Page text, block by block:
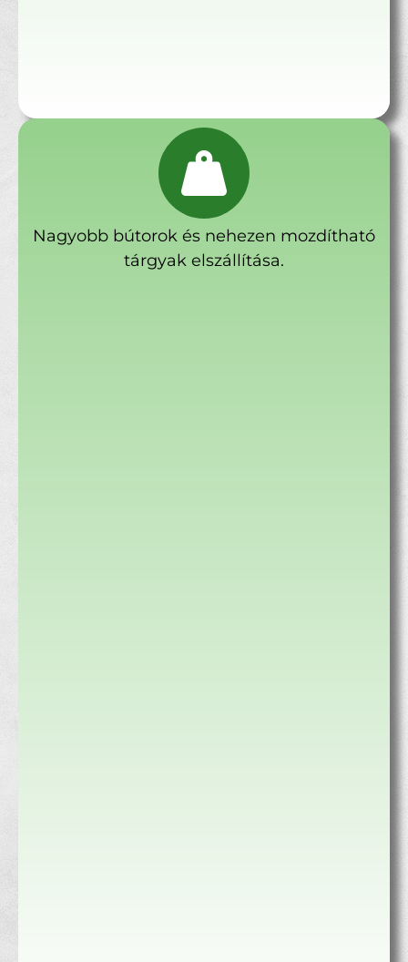
Nagyobb bútorok és nehezen mozdítható
tárgyak elszállítása.